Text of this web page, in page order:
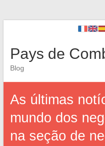
Pays de
Blog
As últimas
mundo dos
na seção de